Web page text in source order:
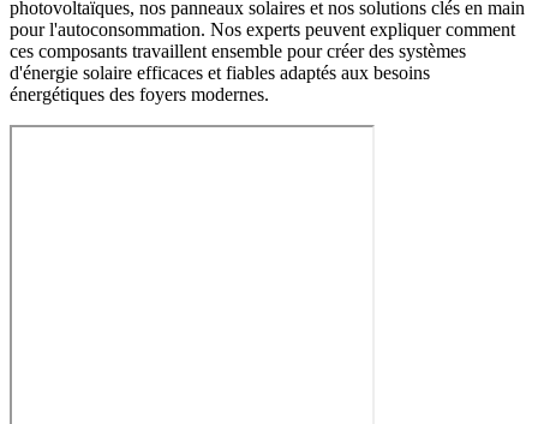
photovoltaïques, nos panneaux solaires et nos solutions clés en main
pour l'autoconsommation. Nos experts peuvent expliquer comment
ces composants travaillent ensemble pour créer des systèmes
d'énergie solaire efficaces et fiables adaptés aux besoins
énergétiques des foyers modernes.